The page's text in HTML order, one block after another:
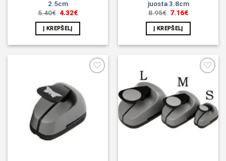
2.5cm
5.40€ Original
was:
5.40€.
4.32€Current
is:
Į KREPŠELĮ
juosta 3.8cm
8.95€ Original
was:
8.95€.
7.16€Current
is:
Į KREPŠELĮ
Noriu!